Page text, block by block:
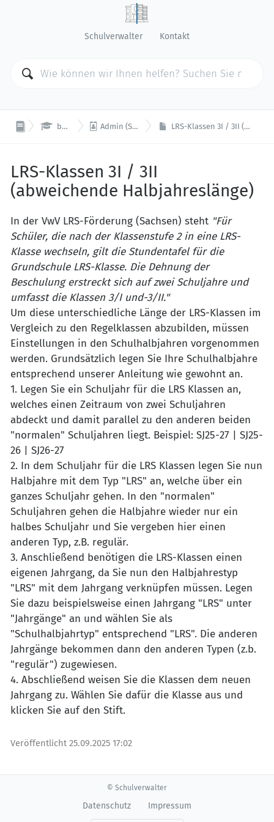
Schulverwalter Kontakt
 beste.schule  Admin (Schulverwaltung) LRS-Klassen 3I / 3II (abweichende Halbjahreslänge)
LRS-Klassen 3I / 3II
(abweichende Halbjahreslänge)
In der VwV LRS-Förderung (Sachsen) steht "Für
Schüler, die nach der Klassenstufe 2 in eine LRS-
Klasse wechseln, gilt die Stundentafel für die
Grundschule LRS-Klasse. Die Dehnung der
Beschulung erstreckt sich auf zwei Schuljahre und
umfasst die Klassen 3/I und-3/II."
Um diese unterschiedliche Länge der LRS-Klassen im
Vergleich zu den Regelklassen abzubilden, müssen
Einstellungen in den Schulhalbjahren vorgenommen
werden. Grundsätzlich legen Sie Ihre Schulhalbjahre
entsprechend unserer Anleitung wie gewohnt an.
1. Legen Sie ein Schuljahr für die LRS Klassen an,
welches einen Zeitraum von zwei Schuljahren
abdeckt und damit parallel zu den anderen beiden
"normalen" Schuljahren liegt. Beispiel: SJ25-27 | SJ25-
26 | SJ26-27
2. In dem Schuljahr für die LRS Klassen legen Sie nun
Halbjahre mit dem Typ "LRS" an, welche über ein
ganzes Schuljahr gehen. In den "normalen"
Schuljahren gehen die Halbjahre wieder nur ein
halbes Schuljahr und Sie vergeben hier einen
anderen Typ, z.B. regulär.
3. Anschließend benötigen die LRS-Klassen einen
eigenen Jahrgang, da Sie nun den Halbjahrestyp
"LRS" mit dem Jahrgang verknüpfen müssen. Legen
Sie dazu beispielsweise einen Jahrgang "LRS" unter
"Jahrgänge" an und wählen Sie als
"Schulhalbjahrtyp" entsprechend "LRS". Die anderen
Jahrgänge bekommen dann den anderen Typen (z.b.
"regulär") zugewiesen.
4. Abschließend weisen Sie die Klassen dem neuen
Jahrgang zu. Wählen Sie dafür die Klasse aus und
klicken Sie auf den Stift.
Veröffentlicht 25.09.2025 17:02
© Schulverwalter
Datenschutz Impressum